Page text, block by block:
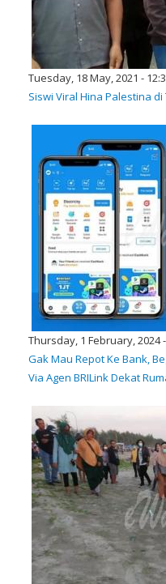
Tuesday, 18 May, 2021 -
Siswi Viral Hina Palestina
Thursday, 1 February, 2024
Gak Mau Repot Ke Bank,
Via Agen BRILink Dekat